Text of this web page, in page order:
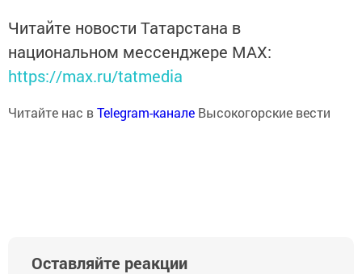
Читайте новости Татарстана в
национальном мессенджере MАХ:
https://max.ru/tatmedia
Читайте нас вTelegram-канале Высокогорские вести
Оставляйте реакции